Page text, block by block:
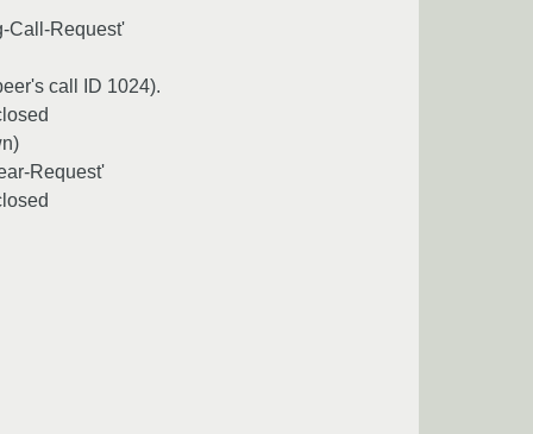
Call-Request'
call ID 1024).
Request'